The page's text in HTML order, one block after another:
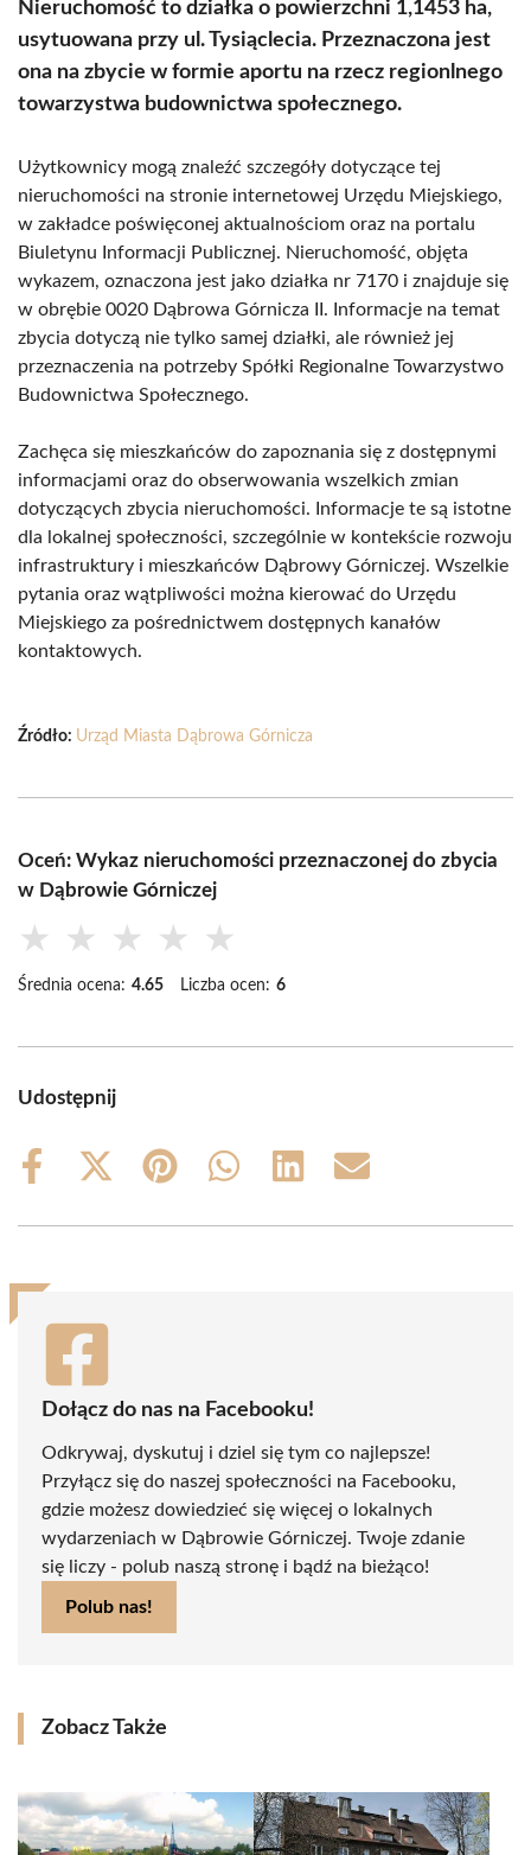
Nieruchomość to działka o powierzchni 1,1453 ha,
usytuowana przy ul. Tysiąclecia. Przeznaczona jest
ona na zbycie w formie aportu na rzecz regionlnego
towarzystwa budownictwa społecznego.
Użytkownicy mogą znaleźć szczegóły dotyczące tej
nieruchomości na stronie internetowej Urzędu Miejskiego,
w zakładce poświęconej aktualnościom oraz na portalu
Biuletynu Informacji Publicznej. Nieruchomość, objęta
wykazem, oznaczona jest jako działka nr 7170 i znajduje się
w obrębie 0020 Dąbrowa Górnicza II. Informacje na temat
zbycia dotyczą nie tylko samej działki, ale również jej
przeznaczenia na potrzeby Spółki Regionalne Towarzystwo
Budownictwa Społecznego.
Zachęca się mieszkańców do zapoznania się z dostępnymi
informacjami oraz do obserwowania wszelkich zmian
dotyczących zbycia nieruchomości. Informacje te są istotne
dla lokalnej społeczności, szczególnie w kontekście rozwoju
infrastruktury i mieszkańców Dąbrowy Górniczej. Wszelkie
pytania oraz wątpliwości można kierować do Urzędu
Miejskiego za pośrednictwem dostępnych kanałów
kontaktowych.
Źródło: Urząd Miasta Dąbrowa Górnicza
Oceń: Wykaz nieruchomości przeznaczonej do zbycia
w Dąbrowie Górniczej
★ ★ ★ ★ ★
Średnia ocena: 4.65 Liczba ocen: 6
Udostępnij
Share
Share
(Twitter)
Share
Share
Share
Share
Dołącz do nas na Facebooku!
Odkrywaj, dyskutuj i dziel się tym co najlepsze!
Przyłącz się do naszej społeczności na Facebooku,
gdzie możesz dowiedzieć się więcej o lokalnych
wydarzeniach w Dąbrowie Górniczej. Twoje zdanie
się liczy - polub naszą stronę i bądź na bieżąco!
Polub nas!
Zobacz Także